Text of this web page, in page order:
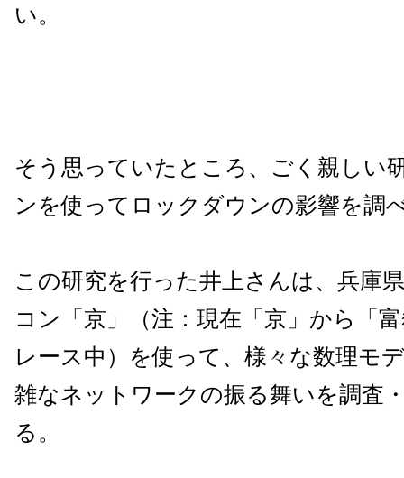
い。
そう思っていたところ、ごく親しい
ンを使ってロックダウンの影響を調
この研究を行った井上さんは、兵庫
コン「京」（注：現在「京」から「
レース中）を使って、様々な数理モ
雑なネットワークの振る舞いを調査
る。